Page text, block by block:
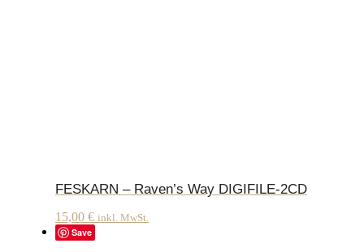
FESKARN – Raven’s Way DIGIFILE-2CD
15,00 € inkl. MwSt.
Save